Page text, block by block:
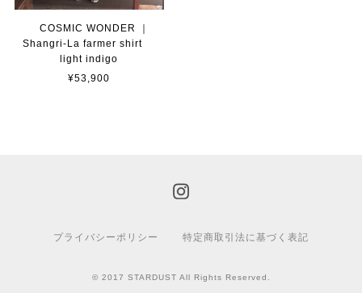
COSMIC WONDER ｜
Shangri-La farmer shirt
light indigo
¥53,900
プライバシーポリシー 特定商取引法に基づく表記
© 2017 STARDUST All Rights Reserved.